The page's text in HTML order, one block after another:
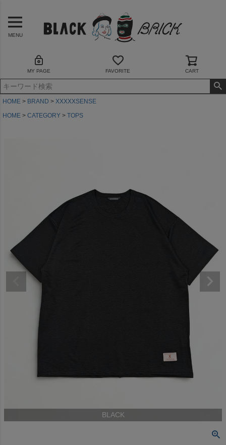
MENU
MY PAGE FAVORITE CART
HOME BRAND
XXXXXSENSE
HOME
CATEGORY TOPS
BLACK